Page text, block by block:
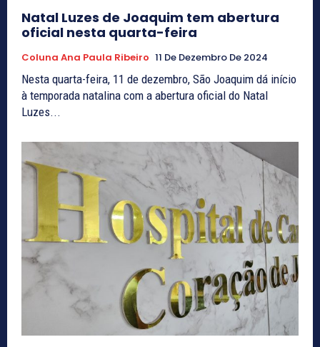
Natal Luzes de Joaquim tem abertura
oficial nesta quarta-feira
Coluna Ana Paula Ribeiro 11 De Dezembro De 2024
Nesta quarta-feira, 11 de dezembro, São Joaquim dá início
à temporada natalina com a abertura oficial do Natal
Luzes...